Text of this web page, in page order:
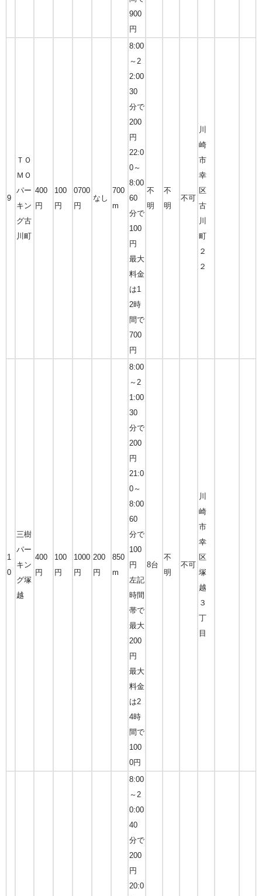
900
円
9
ＴＯ
ＭＯ
パー
キン
グ古
川町
400
円
100
円
0700
円
なし
700
m
8:00
～2
2:00
30
分で
200
円
22:0
0～
8:00
60
分で
100
円
最大
料金
は1
2時
間で
700
円
不
明
不
明
不可
川
崎
市
幸
区
古
川
町
２
２
1
0
三樹
パー
キン
グ塚
越
400
円
100
円
1000
円
200
円
850
m
8:00
～2
1:00
30
分で
200
円
21:0
0～
8:00
60
分で
100
円
左記
時間
帯で
最大
200
円
最大
料金
は2
4時
間で
100
0円
8台
不
明
不可
川
崎
市
幸
区
塚
越
３
丁
目
8:00
～2
0:00
40
分で
200
円
20:0